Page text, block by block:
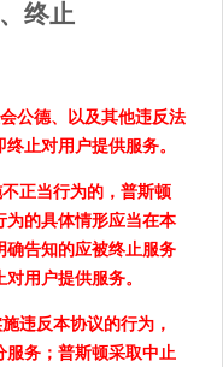
终止
公德、以及其他违反法
止对用户提供服务。
正当行为的，普斯顿
为的具体情形应当在本
确告知的应被终止服务
用户提供服务。
违反本协议的行为，
务；普斯顿采取中止